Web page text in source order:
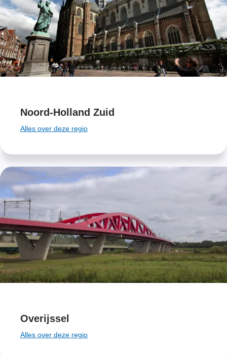
Noord-Holland Zuid
Alles over deze regio
Overijssel
Alles over deze regio